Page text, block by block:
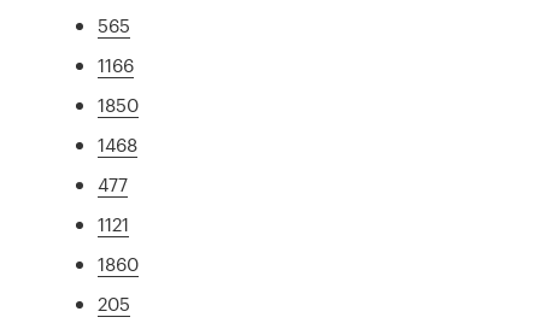
565
1166
1850
1468
477
1121
1860
205